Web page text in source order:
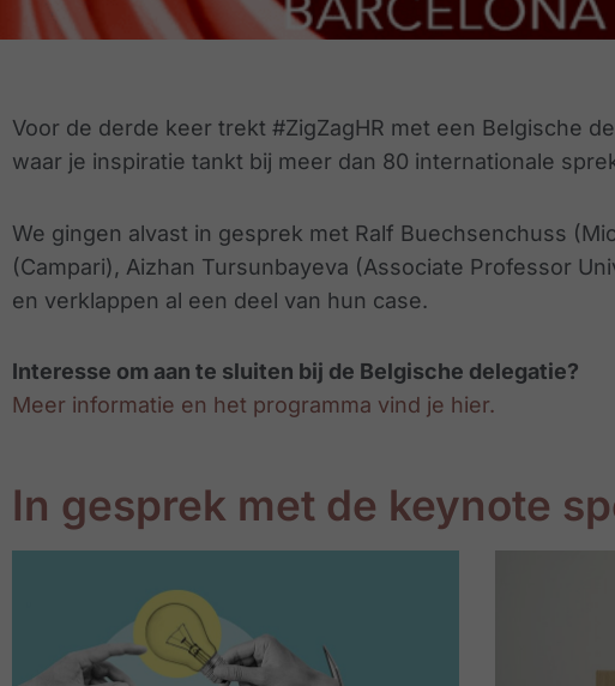
Voor de derde keer trekt #ZigZagHR met een Belgische
waar je inspiratie tankt bij meer dan 80 internationale
We gingen alvast in gesprek met Ralf Buechsenchuss
(Campari), Aizhan Tursunbayeva (Associate Professor
en verklappen al een deel van hun case.
Interesse om aan te sluiten bij de Belgische delegatie?
Meer informatie en het programma vind je hier.
In gesprek met de keynote